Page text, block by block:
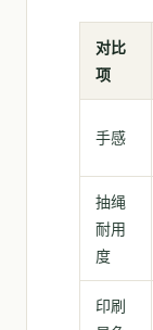
对比
项
手感
抽绳
耐用
度
印刷